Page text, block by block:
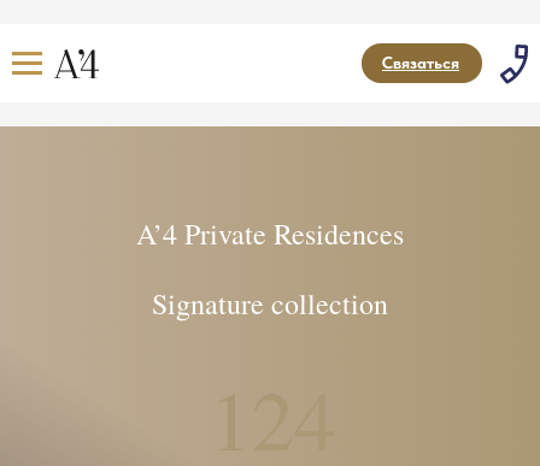
Связаться
A’4 Private Residences
Signature collection